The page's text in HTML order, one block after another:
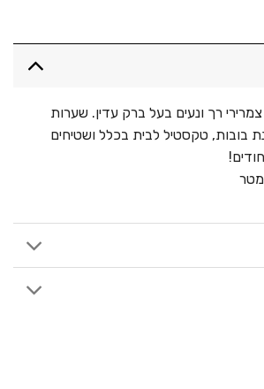
רך ונעים בעל ברק עדין. שערות
בובות, טקסטיל לבית בכלל ושטיחים